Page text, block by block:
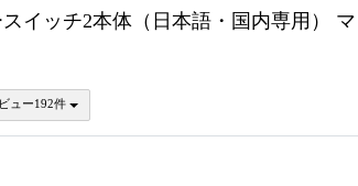
スイッチ2本体（日本語・国内専用）
ュー192件